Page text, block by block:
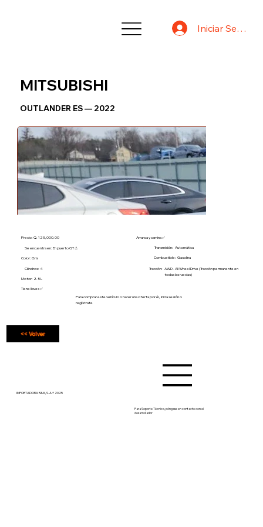
Iniciar Sesión
Color: Gris
Motor: 2.5 L
Transmisión:
Combustible:
Tracción:
Automática
AWD - All Wheel Drive (Tracción permanente en
todas las ruedas)
Gasolina
Tiene llaves ✅
Arranca y camina ✅
Precio: Q. 125,000.00
Se encuentra en: En puerto GT ⚓
Cilindros: 4
<< Volver
Para comprar este vehículo o hacer una oferta por él, inicia sesión o
regístrate
MITSUBISHI
OUTLANDER ES — 2022
IMPORTADORA R&M, S. A.® 2025
Para Soporte Técnico, póngase en contacto con el
desarrollador